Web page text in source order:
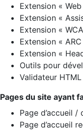
Extension «
Extension «
Extension «
Extension «
Extension «
Outils pour
Validateur
Pages du site ayant
Page d’accueil
Page d’accueil